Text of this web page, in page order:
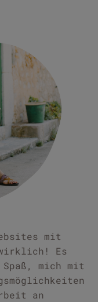
mit
wirklich! Es
mich mit
an